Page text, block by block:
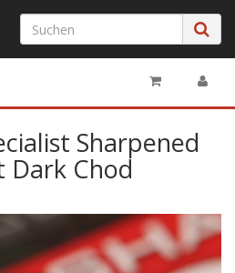
Sharpened
Dark Chod